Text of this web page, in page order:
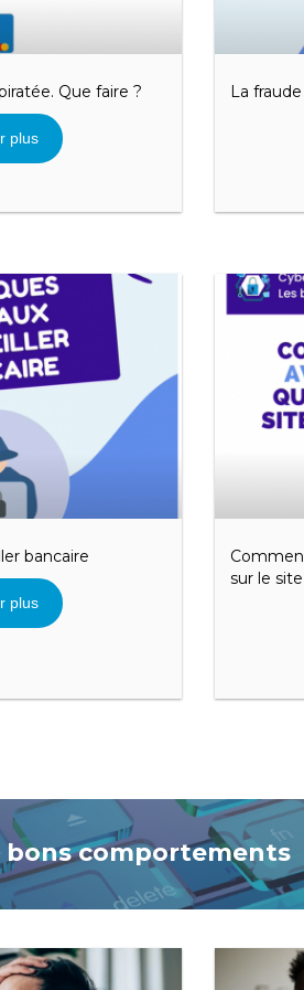
Que faire ?
plus
La
bancaire
plus
sur le
bons comportements